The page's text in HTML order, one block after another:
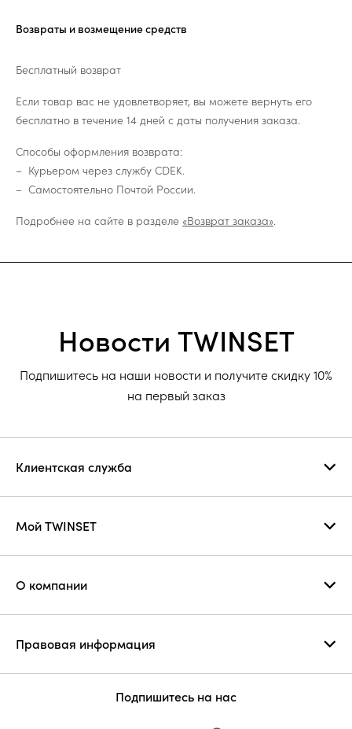
Возвраты и возмещение средств
Бесплатный возврат
Если товар вас не удовлетворяет, вы можете вернуть его
бесплатно в течение 14 дней с даты получения заказа.
Способы оформления возврата:
Курьером через службу CDEK.
Самостоятельно Почтой России.
Подробнее на сайте в разделе «Возврат заказа».
Новости TWINSET
Подпишитесь на наши новости и получите скидку 10%
на первый заказ
Клиентская служба
Мой TWINSET
О компании
Правовая информация
Подпишитесь на нас